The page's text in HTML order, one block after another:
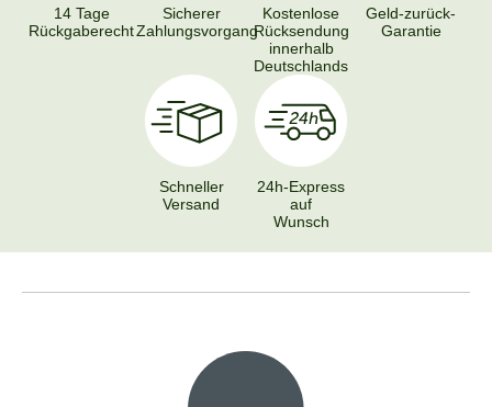
14 Tage
Rückgaberecht
Sicherer
Zahlungsvorgang
Kostenlose
Rücksendung
innerhalb
Deutschlands
Geld-zurück-
Garantie
Schneller
Versand
24h-Express
auf
Wunsch